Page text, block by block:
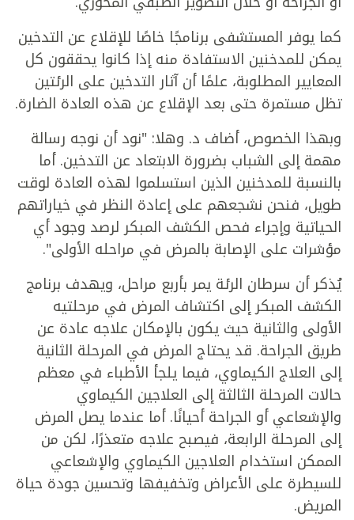
كما يوفر المستشفى برنامجًا خاصًا للإقلاع عن التدخين
يمكن للمدخنين الاستفادة منه إذا كانوا يحققون كل
المعايير المطلوبة، علمًا أن آثار التدخين على الرئتين
تظل مستمرة حتى بعد الإقلاع عن هذه العادة الضارة.
وبهذا الخصوص، أضاف د. وهلا: "نود أن نوجه رسالة
مهمة إلى الشباب بضرورة الابتعاد عن التدخين. أما
بالنسبة للمدخنين الذين استسلموا لهذه العادة لوقت
طويل، فنحن نشجعهم على إعادة النظر في خياراتهم
الحياتية وإجراء فحص الكشف المبكر لرصد وجود أي
مؤشرات على الإصابة بالمرض في مراحله الأولى".
يُذكر أن سرطان الرئة يمر بأربع مراحل، ويهدف برنامج
الكشف المبكر إلى اكتشاف المرض في مرحلتيه
الأولى والثانية حيث يكون بالإمكان علاجه عادة عن
طريق الجراحة. قد يحتاج المرض في المرحلة الثانية
إلى العلاج الكيماوي، فيما يلجأ الأطباء في معظم
حالات المرحلة الثالثة إلى العلاجين الكيماوي
والإشعاعي أو الجراحة أحيانًا. أما عندما يصل المرض
إلى المرحلة الرابعة، فيصبح علاجه متعذرًا، لكن من
الممكن استخدام العلاجين الكيماوي والإشعاعي
للسيطرة على الأعراض وتخفيفها وتحسين جودة حياة
المريض.